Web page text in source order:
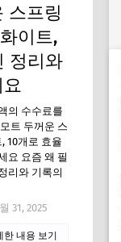
스프링
이트,
정리와
의 수수료를
트 두꺼운 스
10개로 효율
요 요즘 왜 필
리와 기록의
31, 2025
한 내용 보기